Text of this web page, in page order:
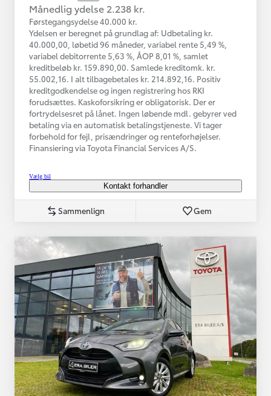
Månedlig ydelse 2.238 kr.
Førstegangsydelse 40.000 kr.
Ydelsen er beregnet på grundlag af: Udbetaling kr.
40.000,00, løbetid 96 måneder, variabel rente 5,49 %,
variabel debitorrente 5,63 %, ÅOP 8,01 %, samlet
kreditbeløb kr. 159.890,00. Samlede kreditomk. kr.
55.002,16. I alt tilbagebetales kr. 214.892,16. Positiv
kreditgodkendelse og ingen registrering hos RKI
forudsættes. Kaskoforsikring er obligatorisk. Der er
fortrydelsesret på lånet. Ingen løbende mdl. gebyrer ved
betaling via en automatisk betalingstjeneste. Vi tager
forbehold for fejl, prisændringer og renteforhøjelser.
Finansiering via Toyota Financial Services A/S.
Vælg bil
Kontakt forhandler
Sammenlign Gem